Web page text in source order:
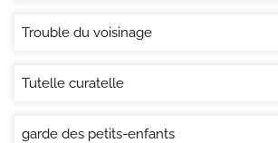
Trouble du voisinage
Tutelle curatelle
garde des petits-enfants